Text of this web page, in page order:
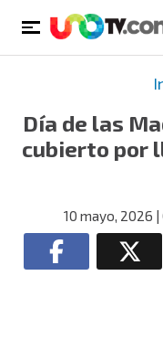
Día de las
cubierto por
10 mayo, 2026 |